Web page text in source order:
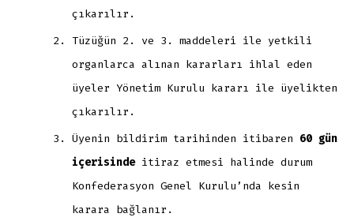
çıkarılır.
Tüzüğün 2. ve 3. maddeleri ile yetkili
organlarca alınan kararları ihlal eden
üyeler Yönetim Kurulu kararı ile üyelikten
çıkarılır.
Üyenin bildirim tarihinden itibaren 60 gün
içerisindeitiraz etmesi halinde durum
Konfederasyon Genel Kurulu’nda kesin
karara bağlanır.